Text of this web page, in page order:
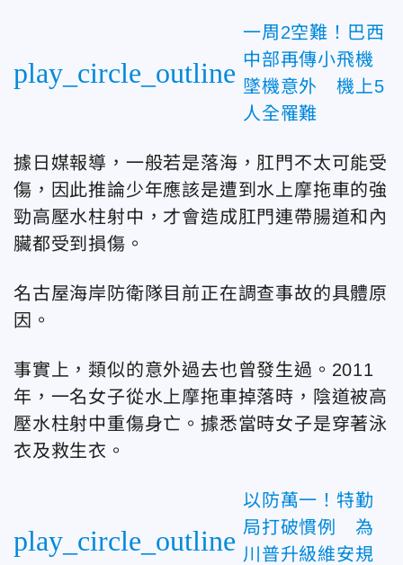
play_circle_outline
一周2空難！巴西
中部再傳小飛機
墜機意外 機上5
人全罹難
據日媒報導，一般若是落海，肛門不太可能受
傷，因此推論少年應該是遭到水上摩拖車的強
勁高壓水柱射中，才會造成肛門連帶腸道和內
臟都受到損傷。
名古屋海岸防衛隊目前正在調查事故的具體原
因。
事實上，類似的意外過去也曾發生過。2011
年，一名女子從水上摩拖車掉落時，陰道被高
壓水柱射中重傷身亡。據悉當時女子是穿著泳
衣及救生衣。
play_circle_outline
以防萬一！特勤
局打破慣例 為
川普升級維安規